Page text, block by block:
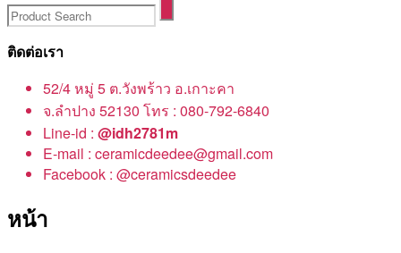
ติดต่อเรา
52/4 หมู่ 5 ต.วังพร้าว อ.เกาะคา
จ.ลำปาง 52130 โทร : 080-792-6840
Line-id : @idh2781m
E-mail : ceramicdeedee@gmail.com
Facebook : @ceramicsdeedee
หน้า